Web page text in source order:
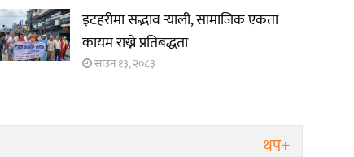
इटहरीमा सद्भाव र्‍याली, सामाजिक एकता
कायम राख्ने प्रतिबद्धता
साउन १३, २०८३
थप+